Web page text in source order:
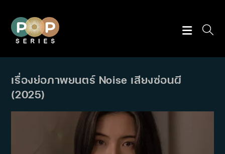
content
เรื่องย่อภาพยนตร์ Noise เสียงซ่อนผี
(2025)